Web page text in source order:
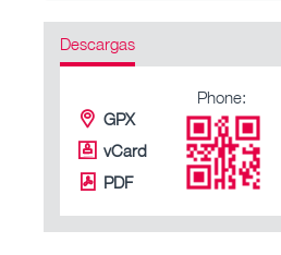
Descargas
GPX
vCard
PDF
Phone: